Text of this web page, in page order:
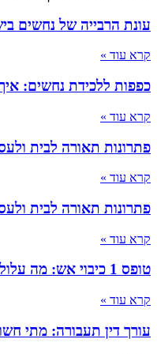
עונת הרבייה של נחשים
קרא עוד »
כפפות ללכידת נחשים:
קרא עוד »
פתרונות תאורה לבית
קרא עוד »
פתרונות תאורה לבית
קרא עוד »
טופס 1 כיבוי אש: מה עלול לעכב את האישור?
קרא עוד »
עורך דין תעבורה: מתי